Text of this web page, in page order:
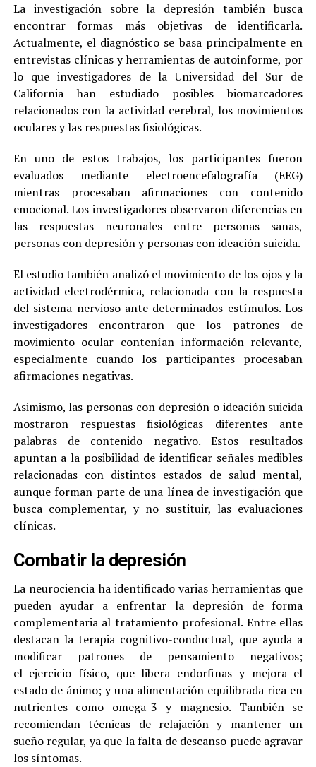
La investigación sobre la depresión también busca
encontrar formas más objetivas de identificarla.
Actualmente, el diagnóstico se basa principalmente en
entrevistas clínicas y herramientas de autoinforme, por
lo que investigadores de la Universidad del Sur de
California han estudiado posibles biomarcadores
relacionados con la actividad cerebral, los movimientos
oculares y las respuestas fisiológicas.
En uno de estos trabajos, los participantes fueron
evaluados mediante electroencefalografía (EEG)
mientras procesaban afirmaciones con contenido
emocional. Los investigadores observaron diferencias en
las respuestas neuronales entre personas sanas,
personas con depresión y personas con ideación suicida.
El estudio también analizó el movimiento de los ojos y la
actividad electrodérmica, relacionada con la respuesta
del sistema nervioso ante determinados estímulos. Los
investigadores encontraron que los patrones de
movimiento ocular contenían información relevante,
especialmente cuando los participantes procesaban
afirmaciones negativas.
Asimismo, las personas con depresión o ideación suicida
mostraron respuestas fisiológicas diferentes ante
palabras de contenido negativo. Estos resultados
apuntan a la posibilidad de identificar señales medibles
relacionadas con distintos estados de salud mental,
aunque forman parte de una línea de investigación que
busca complementar, y no sustituir, las evaluaciones
clínicas.
Combatir la depresión
La neurociencia ha identificado varias herramientas que
pueden ayudar a enfrentar la depresión de forma
complementaria al tratamiento profesional. Entre ellas
destacan la terapia cognitivo-conductual, que ayuda a
modificar patrones de pensamiento negativos;
el ejercicio físico, que libera endorfinas y mejora el
estado de ánimo; y una alimentación equilibrada rica en
nutrientes como omega-3 y magnesio. También se
recomiendan técnicas de relajación y mantener un
sueño regular, ya que la falta de descanso puede agravar
los síntomas.